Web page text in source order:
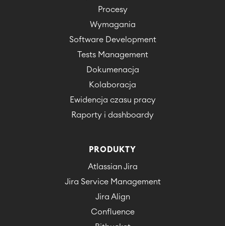
Procesy
Wymagania
Software Development
Tests Management
Dokumenacja
Kolaboracja
Ewidencja czasu pracy
Raporty i dashboardy
PRODUKTY
Atlassian Jira
Jira Service Management
Jira Align
Confluence